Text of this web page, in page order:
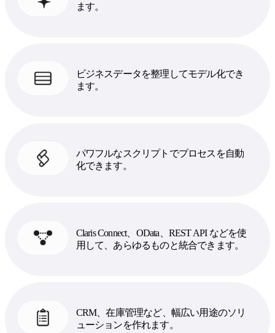
ます。
ビジネスデータを整理してモデル化でき
ます。
パワフルなスクリプトでプロセスを自動
化できます。
Claris Connect、OData、REST API などを使
用して、あらゆるものと統合できます。
CRM、在庫管理など、幅広い用途のソリ
ューションを作れます。